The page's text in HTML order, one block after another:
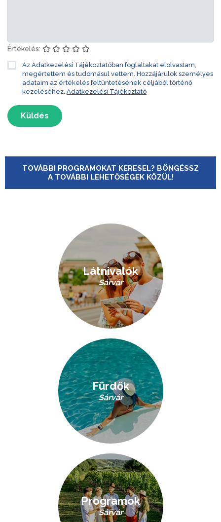
Értékelés:
Az Adatkezelési Tájékoztatóban foglaltakat elolvastam,
megértettem és tudomásul vettem. Hozzájárulok személyes
adataim az értékelés feltüntetésének céljából történő
kezeléséhez. Adatkezelési Tájékoztató
Küldés
TOVÁBBI PROGRAMOKAT KERESEL? BÖNGÉSSZ
A TOVÁBBI LEHETŐSÉGEK KÖZÜL!
Látnivalók
Sárvár
Fürdők
Sárvár
Programok
Sárvár